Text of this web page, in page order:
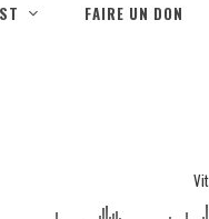
FAIRE UN DON